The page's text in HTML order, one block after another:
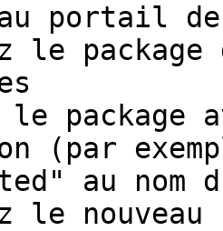
portail
le
le
(par
au nom
le nouveau